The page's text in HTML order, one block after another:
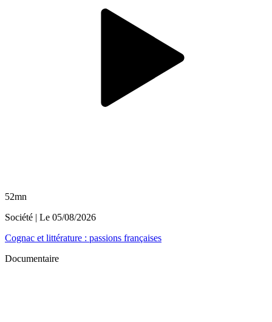
52mn
Société | Le 05/08/2026
Cognac et littérature : passions françaises
Documentaire